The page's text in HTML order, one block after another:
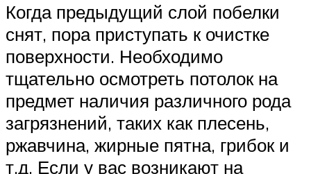
Когда предыдущий слой побелки
снят, пора приступать к очистке
поверхности. Необходимо
тщательно осмотреть потолок на
предмет наличия различного рода
загрязнений, таких как плесень,
ржавчина, жирные пятна, грибок и
т.д. Если у вас возникают на